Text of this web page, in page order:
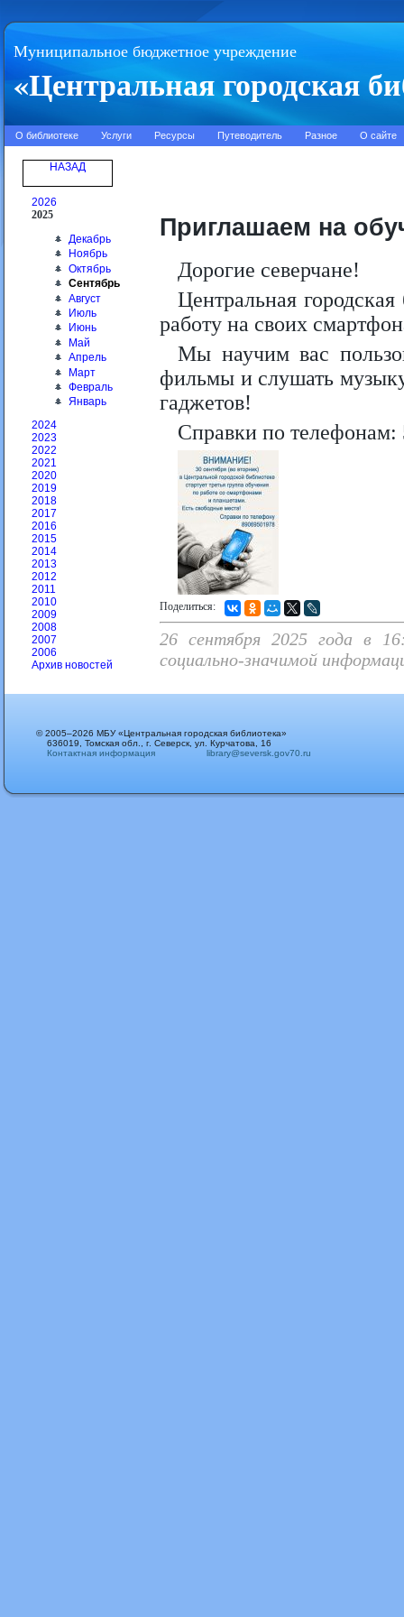
Муниципальное бюджетное учреждение
«Центральная городская
О библиотеке Услуги Ресурсы Путеводитель Разное О сайте
НАЗАД
2026
2025
Декабрь
Ноябрь
Октябрь
Сентябрь
Август
Июль
Июнь
Май
Апрель
Март
Февраль
Январь
2024
2023
2022
2021
2020
2019
2018
2017
2016
2015
2014
2013
2012
2011
2010
2009
2008
2007
2006
Архив новостей
Приглашаем на
Дорогие северчане!
Центральная
работу на своих
Мы научим вас
фильмы и слушать
гаджетов!
Справки по телефонам:
Поделиться:
26 сентября 2025 года в
социально-значимой
© 2005–2026 МБУ «Центральная городская библиотека»
636019, Томская обл., г. Северск, ул. Курчатова, 16
Контактная информация
library@seversk.gov70.ru